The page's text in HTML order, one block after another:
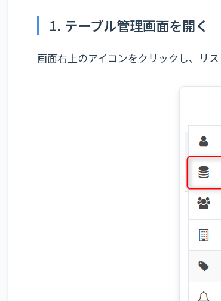
1. テーブル管理画面を開く
画面右上のアイコンをクリックし、リ